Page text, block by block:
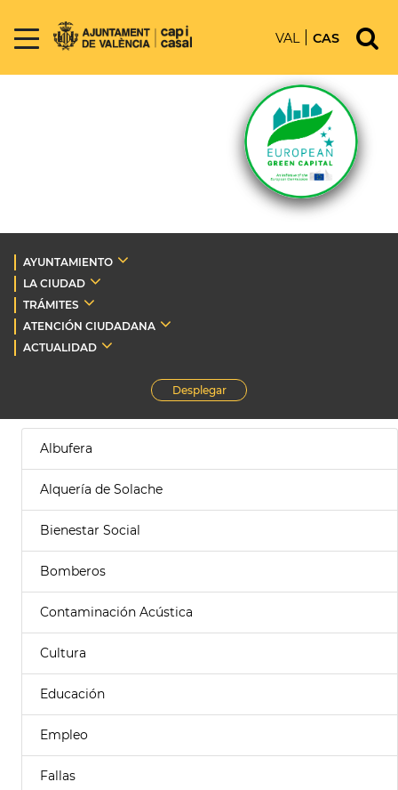
VAL CAS
AYUNTAMIENTO
LA CIUDAD
TRÁMITES
ATENCIÓN CIUDADANA
ACTUALIDAD
Desplegar
Albufera
Alquería de Solache
Bienestar Social
Bomberos
Contaminación Acústica
Cultura
Educación
Empleo
Fallas